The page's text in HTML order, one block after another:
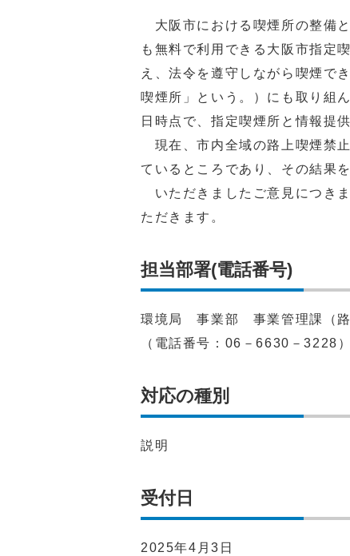
大阪市における喫煙所の整備
も無料で利用できる大阪市指定
え、法令を遵守しながら喫煙で
喫煙所」という。）にも取り組
日時点で、指定喫煙所と情報提
現在、市内全域の路上喫煙禁
ているところであり、その結果
いただきましたご意見につき
ただきます。
担当部署(電話番号)
環境局 事業部 事業管理課（路
（電話番号：06－6630－3228）
対応の種別
説明
受付日
2025年4月3日